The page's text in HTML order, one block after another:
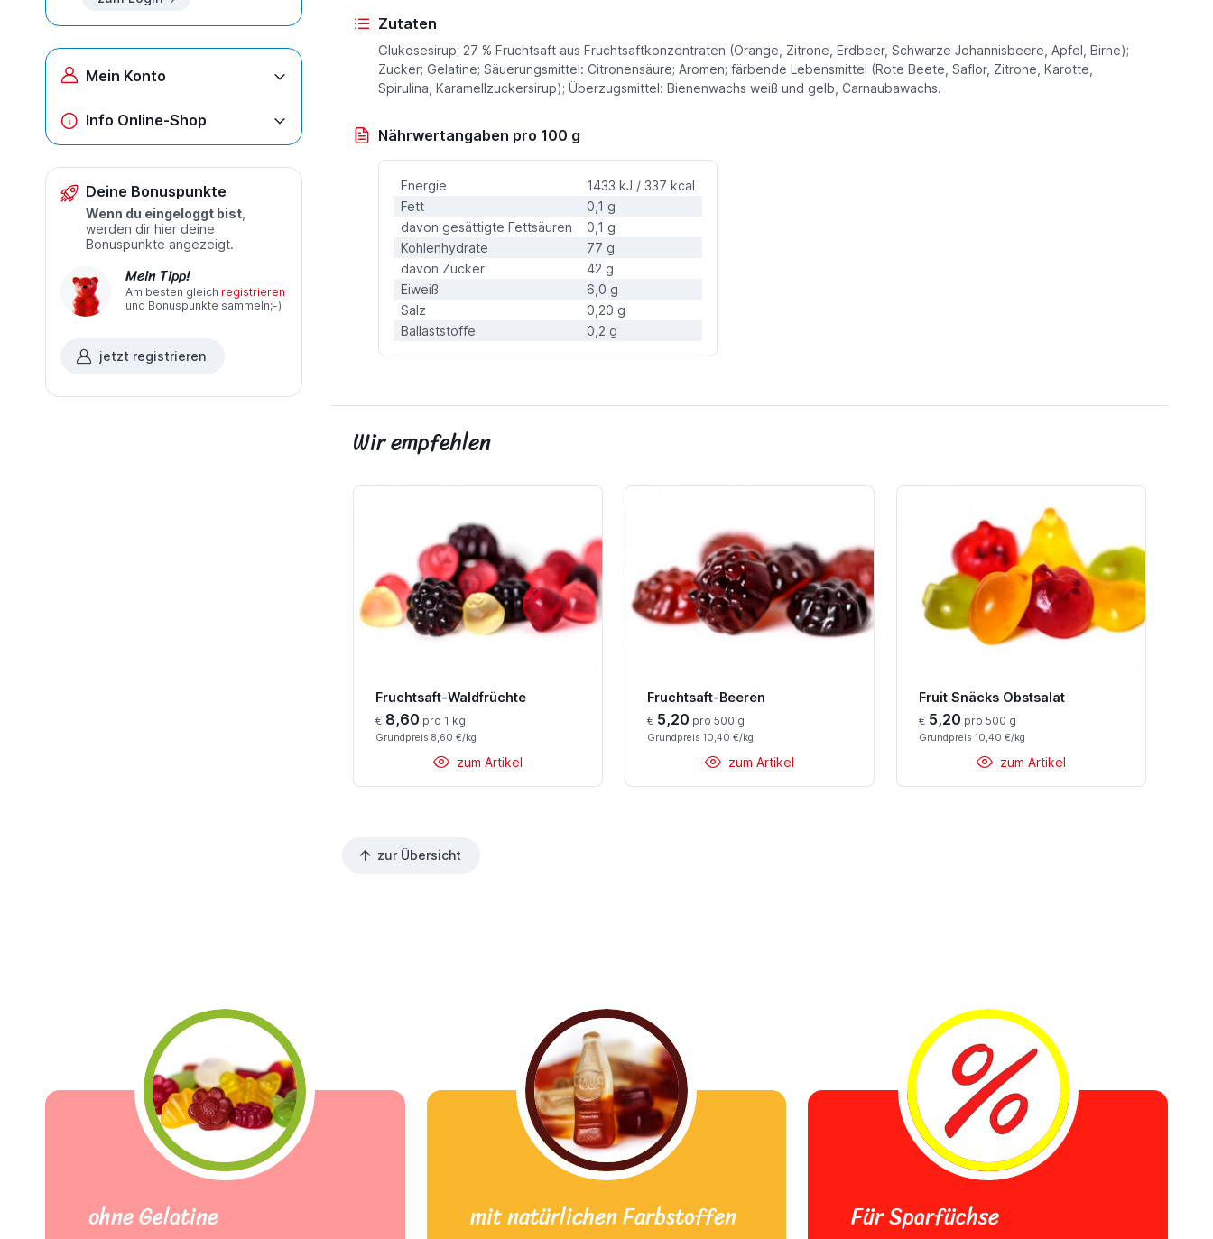
Mein Konto
Info Online-Shop
Deine Bonuspunkte
Wenn du eingeloggt bist,
werden dir hier deine
Bonuspunkte angezeigt.
Mein Tipp!
Am besten gleich registrieren
und Bonuspunkte sammeln;-)
jetzt registrieren
Zutaten
Glukosesirup; 27 % Fruchtsaft aus Fruchtsaftkonzentraten (Orange, Zitrone, Erdbeer, Schwarze Johannisbeere, Apfel, Birne);
Zucker; Gelatine; Säuerungsmittel: Citronensäure; Aromen; färbende Lebensmittel (Rote Beete, Saflor, Zitrone, Karotte,
Spirulina, Karamellzuckersirup); Überzugsmittel: Bienenwachs weiß und gelb, Carnaubawachs.
Nährwertangaben pro 100 g
Energie
1433 kJ / 337 kcal
Fett
0,1 g
davon gesättigte Fettsäuren
0,1 g
Kohlenhydrate
77 g
davon Zucker
42 g
Eiweiß
6,0 g
Salz
0,20 g
Ballaststoffe
0,2 g
Wir empfehlen
Fruchtsaft-Waldfrüchte
€ 8,60 pro 1 kg
Grundpreis 8,60 €/kg
zum Artikel
Fruchtsaft-Beeren
€ 5,20 pro 500 g
Grundpreis 10,40 €/kg
zum Artikel
Fruit Snäcks Obstsalat
€ 5,20 pro 500 g
Grundpreis 10,40 €/kg
zum Artikel
zur Übersicht
ohne Gelatine mit natürlichen Farbstoffen Für Sparfüchse